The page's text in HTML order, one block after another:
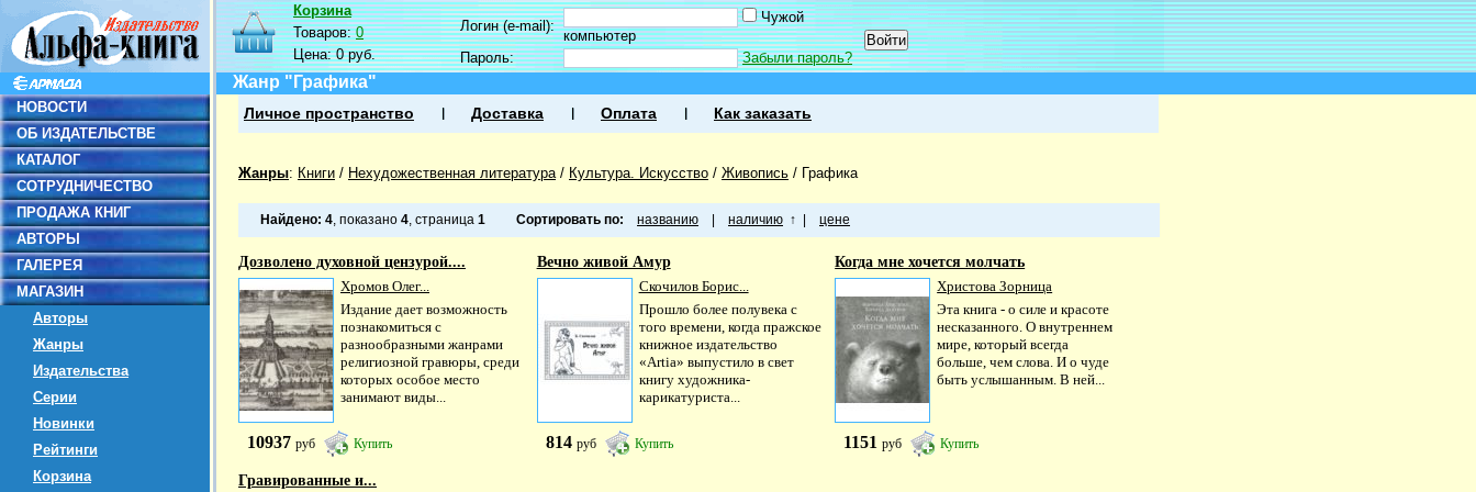
НОВОСТИ
ОБ ИЗДАТЕЛЬСТВЕ
КАТАЛОГ
СОТРУДНИЧЕСТВО
ПРОДАЖА КНИГ
АВТОРЫ
ГАЛЕРЕЯ
МАГАЗИН
Авторы
Жанры
Издательства
Серии
Новинки
Рейтинги
Корзина
Корзина
Товаров:0
Цена:0 руб.
Логин (e-mail):
Чужой
компьютер
Пароль:
Забыли пароль?
Жанр "Графика"
Личное пространство Доставка Оплата Как заказать
Жанры: Книги / Нехудожественная литература/ Культура. Искусство / Живопись / Графика
Найдено: 4, показано 4, страница 1 Сортировать по: названию наличию ↑ цене
Дозволено духовной цензурой....
Хромов Олег...
Издание дает возможность
познакомиться с
разнообразными жанрами
религиозной гравюры, среди
которых особое место
занимают виды...
10937 руб Купить
Вечно живой Амур
Скочилов Борис...
Прошло более полувека с
того времени, когда пражское
книжное издательство
«Artia» выпустило в свет
книгу художника-
карикатуриста...
814 руб Купить
Когда мне хочется молчать
Христова Зорница
Эта книга - о силе и красоте
несказанного. О внутреннем
мире, который всегда
больше, чем слова. И о чуде
быть услышанным. В ней...
1151руб Купить
Гравированные и...